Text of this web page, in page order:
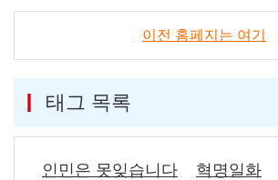
이전 홈페지는 여기
태그 목록
인민은 못잊습니다
혁명일화